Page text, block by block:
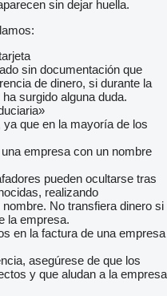
sin dejar huella.
sin documentación que
de dinero, si durante la
surgido alguna duda.
que en la mayoría de los
empresa con un nombre
pueden ocultarse tras
realizando
No transfiera dinero si
la empresa.
en la factura de una empresa
asegúrese de que los
y que aludan a la empresa